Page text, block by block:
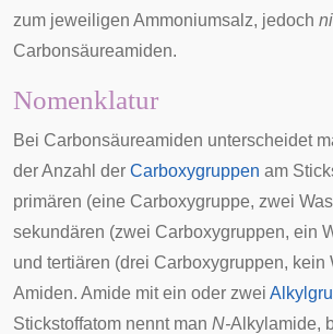
zum jeweiligen Ammoniumsalz, jedoch
Carbonsäureamiden.
Nomenklatur
Bei Carbonsäureamiden unterscheidet
der Anzahl der Carboxygruppen am
primären (eine Carboxygruppe, zwei
sekundären (zwei Carboxygruppen, ein
und tertiären (drei Carboxygruppen, kein
Amiden. Amide mit ein oder zwei
Stickstoffatom nennt man N-Alkylamide,